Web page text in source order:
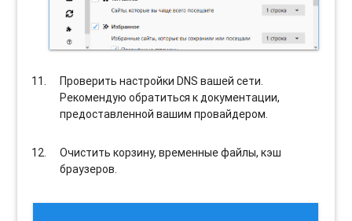
Проверить настройки DNS вашей сети.
Рекомендую обратиться к документации,
предоставленной вашим провайдером.
Очистить корзину, временные файлы, кэш
браузеров.